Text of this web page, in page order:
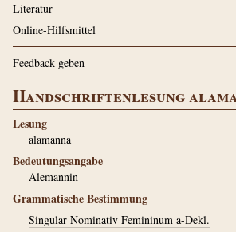
Literatur
Online-Hilfsmittel
Feedback geben
Handschriftenlesung
Lesung
alamanna
Bedeutungsangabe
Alemannin
Grammatische Bestimmung
Singular Nominativ Femininum a-Dekl.